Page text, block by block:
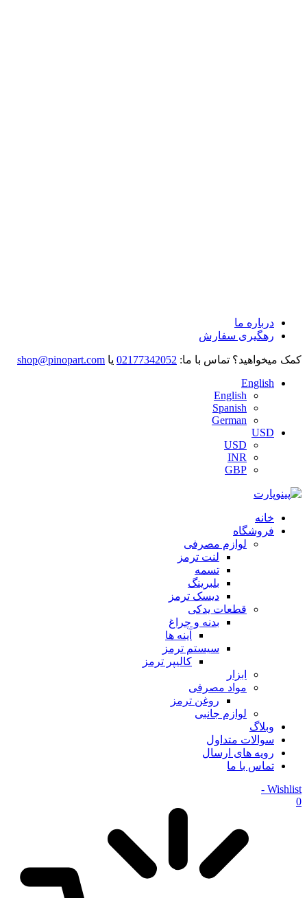
درباره ما
رهگیری سفارش
کمک میخواهید؟ تماس با ما: 02177342052 یا shop@pinopart.com
English
English
Spanish
German
USD
USD
INR
GBP
خانه
فروشگاه
لوازم مصرفی
لنت ترمز
تسمه
بلبرینگ
دیسک ترمز
قطعات یدکی
بدنه و چراغ
آینه ها
سیستم ترمز
کالیپر ترمز
ابزار
مواد مصرفی
روغن ترمز
لوازم جانبی
وبلاگ
سوالات متداول
رویه های ارسال
تماس با ما
Wishlist -
0